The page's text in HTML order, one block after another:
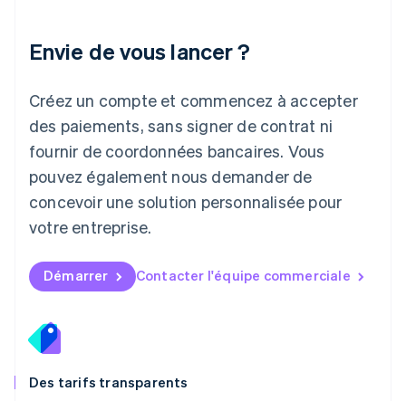
Envie de vous lancer ?
Créez un compte et commencez à accepter
des paiements, sans signer de contrat ni
fournir de coordonnées bancaires. Vous
pouvez également nous demander de
concevoir une solution personnalisée pour
votre entreprise.
Démarrer Contacter l'équipe commerciale
Des tarifs transparents
Deutsch English
Luxembourg
FrançaisDeutsch English
Malaisie
English 简体中文
Malte
English
EspañolEnglish
English
Nouvelle-Zélande
Pays-Bas
Nederlands
English